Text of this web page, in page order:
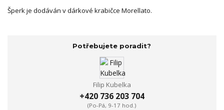
Šperk je dodáván v dárkové krabičce Morellato.
Potřebujete poradit?
Filip Kubelka
+420 736 203 704
(Po-Pá, 9-17 hod.)